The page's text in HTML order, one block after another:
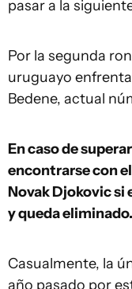
pasar a la
Por la segunda
uruguayo
Bedene, actual
En caso de
encontrarse con
Novak Djokovic si
y queda eliminado.
Casualmente, la
año pasado por